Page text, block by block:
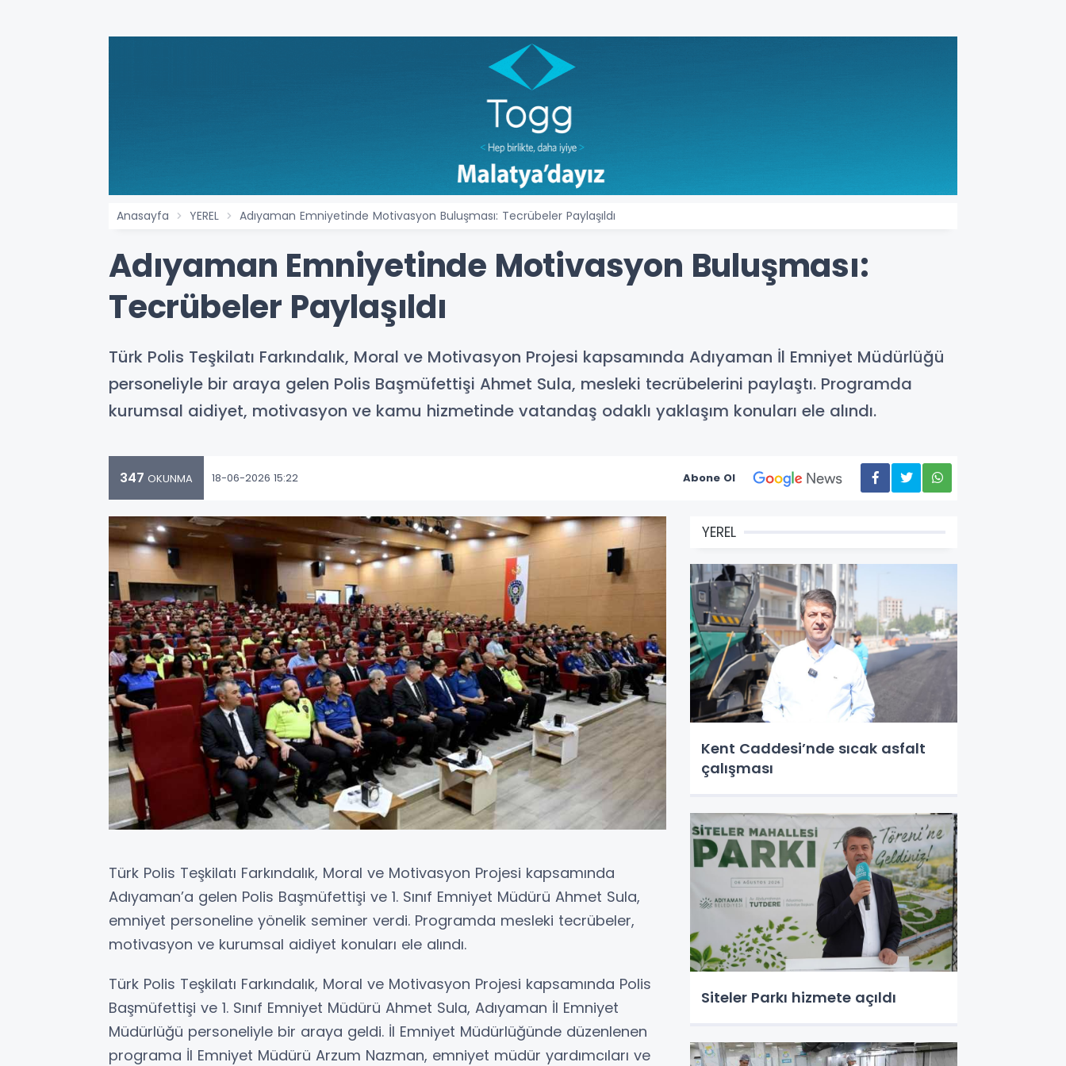
Anasayfa YEREL Adıyaman Emniyetinde Motivasyon Buluşması: Tecrübeler Paylaşıldı
Adıyaman Emniyetinde Motivasyon Buluşması:
Tecrübeler Paylaşıldı
Türk Polis Teşkilatı Farkındalık, Moral ve Motivasyon Projesi kapsamında Adıyaman İl Emniyet Müdürlüğü
personeliyle bir araya gelen Polis Başmüfettişi Ahmet Sula, mesleki tecrübelerini paylaştı. Programda
kurumsal aidiyet, motivasyon ve kamu hizmetinde vatandaş odaklı yaklaşım konuları ele alındı.
347 OKUNMA 18-06-2026 15:22 Abone Ol
Türk Polis Teşkilatı Farkındalık, Moral ve Motivasyon Projesi kapsamında
Adıyaman’a gelen Polis Başmüfettişi ve 1. Sınıf Emniyet Müdürü Ahmet Sula,
emniyet personeline yönelik seminer verdi. Programda mesleki tecrübeler,
motivasyon ve kurumsal aidiyet konuları ele alındı.
Türk Polis Teşkilatı Farkındalık, Moral ve Motivasyon Projesi kapsamında Polis
Başmüfettişi ve 1. Sınıf Emniyet Müdürü Ahmet Sula, Adıyaman İl Emniyet
Müdürlüğü personeliyle bir araya geldi. İl Emniyet Müdürlüğünde düzenlenen
programa İl Emniyet Müdürü Arzum Nazman, emniyet müdür yardımcıları ve
YEREL
Kent Caddesi’nde sıcak asfalt
çalışması
Siteler Parkı hizmete açıldı